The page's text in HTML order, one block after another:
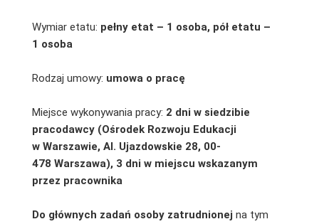
Wymiar etatu: pełny etat – 1 osoba, pół etatu –
1 osoba
Rodzaj umowy: umowa o pracę
Miejsce wykonywania pracy: 2 dni w siedzibie
pracodawcy (Ośrodek Rozwoju Edukacji
w Warszawie, Al. Ujazdowskie 28, 00-
478 Warszawa), 3 dni w miejscu wskazanym
przez pracownika
Do głównych zadań osoby zatrudnionej na tym